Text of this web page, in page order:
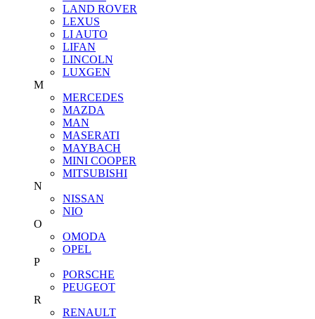
LAND ROVER
LEXUS
LI AUTO
LIFAN
LINCOLN
LUXGEN
M
MERCEDES
MAZDA
MAN
MASERATI
MAYBACH
MINI COOPER
MITSUBISHI
N
NISSAN
NIO
O
OMODA
OPEL
P
PORSCHE
PEUGEOT
R
RENAULT